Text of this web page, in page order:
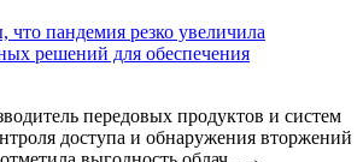
что пандемия резко увеличила
решений для обеспечения
передовых продуктов и систем
доступа и обнаружения вторжений